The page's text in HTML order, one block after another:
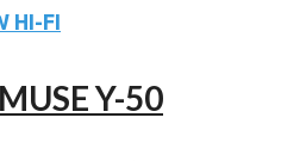
HI-FI
Y-50